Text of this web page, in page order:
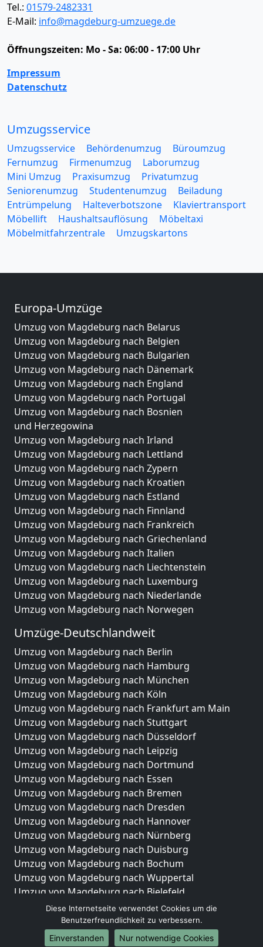
Tel.: 01579-2482331
E-Mail: info@magdeburg-umzuege.de
Öffnungszeiten: Mo - Sa: 06:00 - 17:00 Uhr
Impressum
Datenschutz
Umzugsservice
Umzugsservice Behördenumzug
Büroumzug
Fernumzug
Firmenumzug
Laborumzug
Mini Umzug
Praxisumzug
Privatumzug
Seniorenumzug
Studentenumzug
Beiladung
Entrümpelung
Halteverbotszone
Klaviertransport
Möbellift
Haushaltsauflösung
Möbeltaxi
Möbelmitfahrzentrale
Umzugskartons
Europa-Umzüge
Umzug von Magdeburg nach Belarus
Umzug von Magdeburg nach Belgien
Umzug von Magdeburg nach Bulgarien
Umzug von Magdeburg nach Dänemark
Umzug von Magdeburg nach England
Umzug von Magdeburg nach Portugal
Umzug von Magdeburg nach Bosnien
und Herzegowina
Umzug von Magdeburg nach Irland
Umzug von Magdeburg nach Lettland
Umzug von Magdeburg nach Zypern
Umzug von Magdeburg nach Kroatien
Umzug von Magdeburg nach Estland
Umzug von Magdeburg nach Finnland
Umzug von Magdeburg nach Frankreich
Umzug von Magdeburg nach Griechenland
Umzug von Magdeburg nach Italien
Umzug von Magdeburg nach Liechtenstein
Umzug von Magdeburg nach Luxemburg
Umzug von Magdeburg nach Niederlande
Umzug von Magdeburg nach Norwegen
Umzüge-Deutschlandweit
Umzug von Magdeburg nach Berlin
Umzug von Magdeburg nach Hamburg
Umzug von Magdeburg nach München
Umzug von Magdeburg nach Köln
Umzug von Magdeburg nach Frankfurt am Main
Umzug von Magdeburg nach Stuttgart
Umzug von Magdeburg nach Düsseldorf
Umzug von Magdeburg nach Leipzig
Umzug von Magdeburg nach Dortmund
Umzug von Magdeburg nach Essen
Umzug von Magdeburg nach Bremen
Umzug von Magdeburg nach Dresden
Umzug von Magdeburg nach Hannover
Umzug von Magdeburg nach Nürnberg
Umzug von Magdeburg nach Duisburg
Umzug von Magdeburg nach Bochum
Umzug von Magdeburg nach Wuppertal
Umzug von Magdeburg nach Bielefeld
Umzug von Magdeburg nach Bonn
Umzug von Magdeburg nach Münster
Internationale-Umzüge
Diese Internetseite verwendet Cookies um die
Benutzerfreundlichkeit zu verbessern.
Einverstanden
Nur notwendige Cookies